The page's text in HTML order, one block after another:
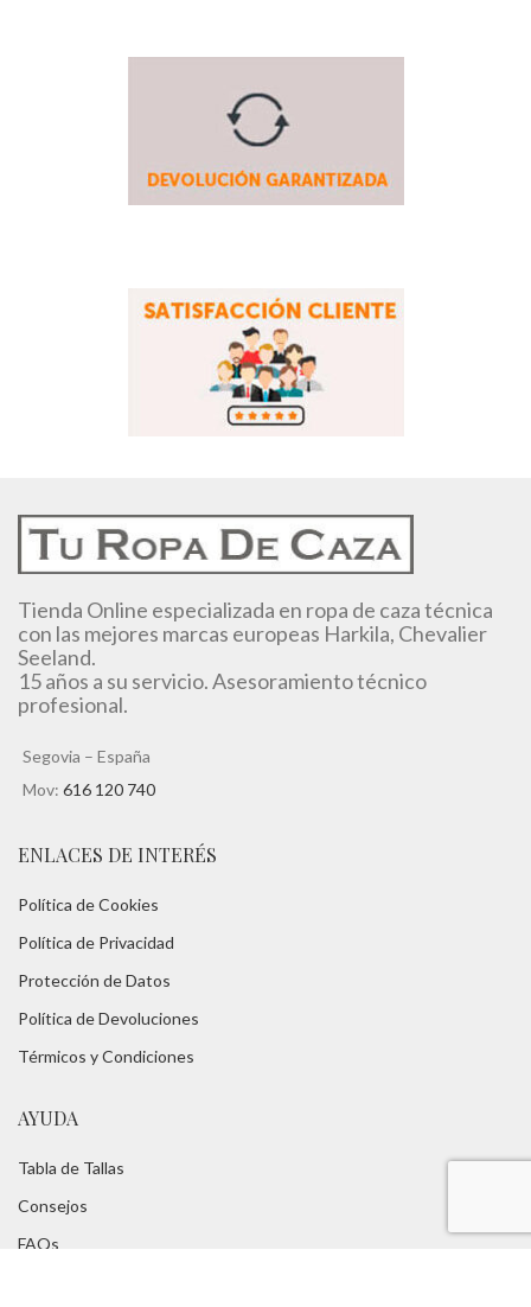
Tienda Online especializada en ropa de caza técnica
con las mejores marcas europeas Harkila, Chevalier
Seeland.
15 años a su servicio. Asesoramiento técnico
profesional.
Segovia – España
Mov: 616 120 740
ENLACES DE INTERÉS
Política de Cookies
Política de Privacidad
Protección de Datos
Política de Devoluciones
Térmicos y Condiciones
AYUDA
Tabla de Tallas
Consejos
FAQs